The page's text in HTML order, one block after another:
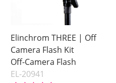
Elinchrom THREE | Off
Camera Flash Kit
Off-Camera Flash
EL-20941